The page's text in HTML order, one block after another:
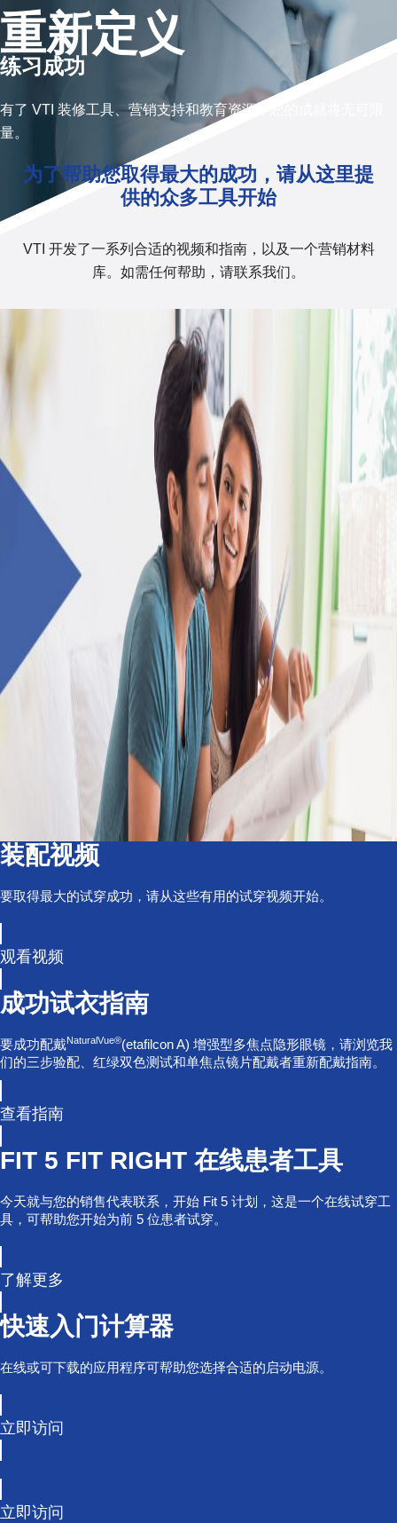
重新定义
练习成功
有了 VTI 装修工具、营销支持和教育资源，您的成就将无可限
量。
为了帮助您取得最大的成功，请从这里提
供的众多工具开始
VTI 开发了一系列合适的视频和指南，以及一个营销材料
库。如需任何帮助，请联系我们。
装配视频
要取得最大的试穿成功，请从这些有用的试穿视频开始。
观看视频
成功试衣指南
要成功配戴NaturalVue®(etafilcon A) 增强型多焦点隐形眼镜，请浏览我
们的三步验配、红绿双色测试和单焦点镜片配戴者重新配戴指南。
查看指南
FIT 5 FIT RIGHT 在线患者工具
今天就与您的销售代表联系，开始 Fit 5 计划，这是一个在线试穿工
具，可帮助您开始为前 5 位患者试穿。
了解更多
快速入门计算器
在线或可下载的应用程序可帮助您选择合适的启动电源。
立即访问
立即访问